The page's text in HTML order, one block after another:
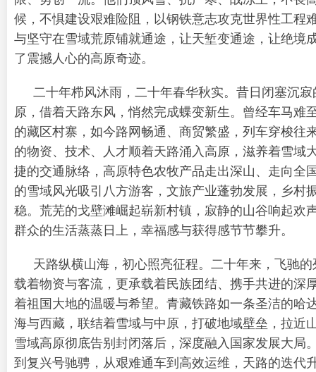
候，不惧建设艰难险阻，以钢铁意志攻克世界性工程
与坚守在雪域荒原铺就通途，让天堑变通途，让绝境
了震撼人心的高原奇迹。
二十年栉风沐雨，二十年春华秋实。昔日闭塞沉寂
原，借着天路东风，悄然完成蝶变新生。曾经车马难
的藏区村寨，如今路网畅通、商贸繁盛，列车穿梭往
的物资、技术、人才顺着天路涌入高原，滋养着雪域
捷的交通脉络，高原特色农牧产品走出深山、走向全
的雪域风光吸引八方游客，文旅产业蓬勃发展，乡村
稳。荒芜的戈壁滩崛起崭新村镇，寂静的山谷响起欢
群众的生活蒸蒸日上，幸福感与获得感节节攀升。
天路纵横山海，初心照亮征程。二十年来，飞驰
载着物资与客流，更承载着民族团结、携手共进的深
着祖国大地的温暖与希望。青藏铁路如一条圣洁的哈
海与西藏，联结着雪域与中原，打破地域壁垒，拉近
雪域高原彻底告别封闭落后，深度融入国家发展大局
到复兴号驰骋，从艰难通车到高效运维，天路的迭代